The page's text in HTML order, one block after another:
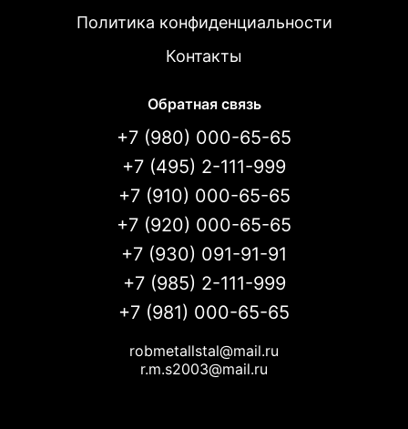
Политика конфиденциальности
Контакты
Обратная связь
+7 (980) 000-65-65
+7 (495) 2-111-999
+7 (910) 000-65-65
+7 (920) 000-65-65
+7 (930) 091-91-91
+7 (985) 2-111-999
+7 (981) 000-65-65
robmetallstal@mail.ru
r.m.s2003@mail.ru